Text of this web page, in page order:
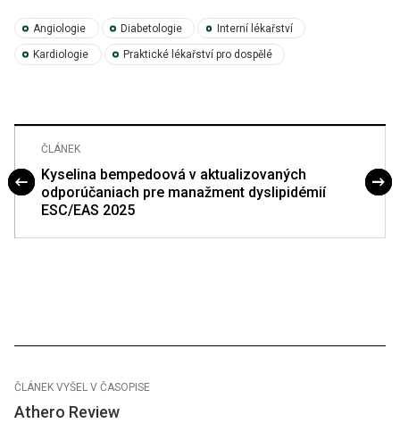
Angiologie Diabetologie Interní lékařství
Kardiologie Praktické lékařství pro dospělé
ČLÁNEK
Kyselina bempedoová v aktualizovaných
odporúčaniach pre manažment dyslipidémií
ESC/EAS 2025
ČLÁNEK VYŠEL V ČASOPISE
Athero Review